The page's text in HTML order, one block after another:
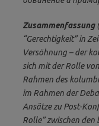
Zusammenfassung
“Gerechtigkeit” in
Versöhnung – der
sich mit der Rolle
Rahmen des
im Rahmen der
Ansätze zu Post-
Rolle” zwischen den